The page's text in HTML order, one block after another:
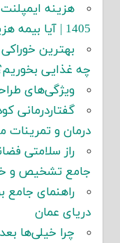
هزینه
1405 | آیا بیمه هزینه ایمپلنت را می‌دهد؟
بهترین
چه غذایی
ویژگی‌های
گفتاردرمانی
درمان و تمرینات
راز سلامتی
جامع تشخیص و
راهنمای جامع
دریای عمان
چرا خیلی‌ها